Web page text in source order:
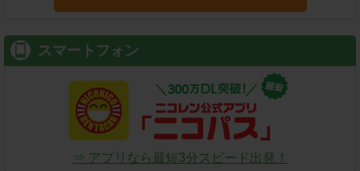
スマートフォン
⇒ アプリなら最短3分スピード出発！